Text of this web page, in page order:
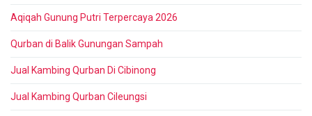
Aqiqah Gunung Putri Terpercaya 2026
Qurban di Balik Gunungan Sampah
Jual Kambing Qurban Di Cibinong
Jual Kambing Qurban Cileungsi